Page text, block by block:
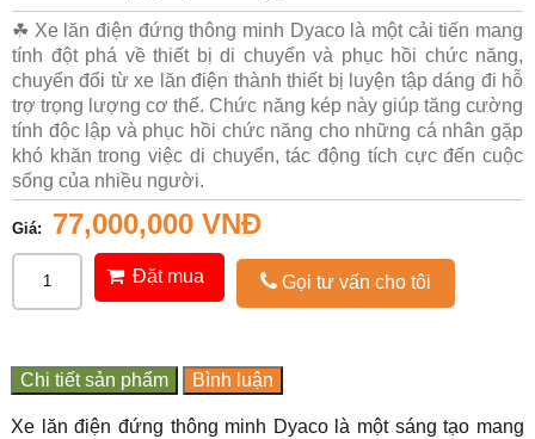
☘ Xe lăn điện đứng thông minh Dyaco là một cải tiến mang
tính đột phá về thiết bị di chuyển và phục hồi chức năng,
chuyển đổi từ xe lăn điện thành thiết bị luyện tập dáng đi hỗ
trợ trọng lượng cơ thể. Chức năng kép này giúp tăng cường
tính độc lập và phục hồi chức năng cho những cá nhân gặp
khó khăn trong việc di chuyển, tác động tích cực đến cuộc
sống của nhiều người.
Giá: 77,000,000 VNĐ
Đặt mua Gọi tư vấn cho tôi
Chi tiết sản phẩm Bình luận
Xe lăn điện đứng thông minh Dyaco là một sáng tạo mang